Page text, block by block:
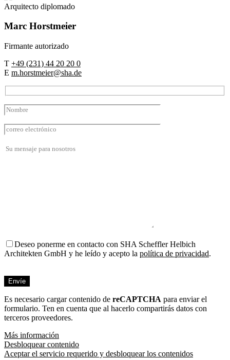
Arquitecto diplomado
Marc Horstmeier
Firmante autorizado
T +49 (231) 44 20 20 0
E m.horstmeier@sha.de
Deseo ponerme en contacto con SHA Scheffler Helbich
Architekten GmbH y he leído y acepto la política de privacidad.
füllen
dieses
Feld
nicht
Es necesario cargar contenido de reCAPTCHA para enviar el
formulario. Ten en cuenta que al hacerlo compartirás datos con
terceros proveedores.
Más información
Desbloquear contenido
Aceptar el servicio requerido y desbloquear los contenidos